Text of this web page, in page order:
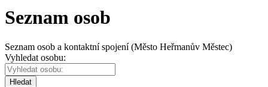
Seznam osob
Seznam osob a kontaktní spojení (Město Heřmanův Městec)
Vyhledat osobu:
Hledat